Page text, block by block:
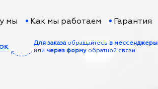
мы Как мы работаем Гарантия
Для заказаобращайтесь в мессенджеры
или через форму обратной связи